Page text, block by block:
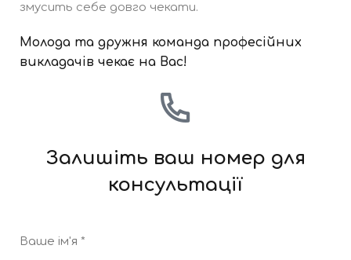
змусить себе довго чекати.
Молода та дружня команда професійних
викладачів чекає на Вас!
Залишіть ваш номер для
консультації